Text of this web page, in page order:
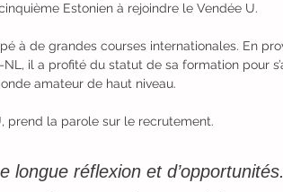
Estonien à rejoindre le Vendée U.
à de grandes courses internationales. En
il a profité du statut de sa formation pour
amateur de haut niveau.
prend la parole sur le recrutement.
longue réflexion et